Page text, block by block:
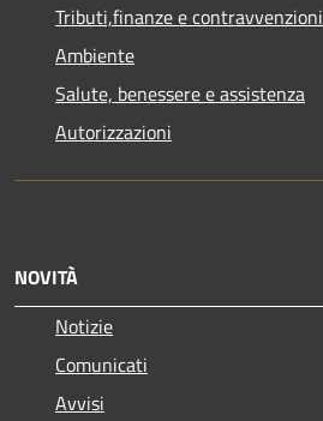
Tributi,finanze e contravvenzioni
Ambiente
Salute, benessere e assistenza
Autorizzazioni
NOVITÀ
Notizie
Comunicati
Avvisi